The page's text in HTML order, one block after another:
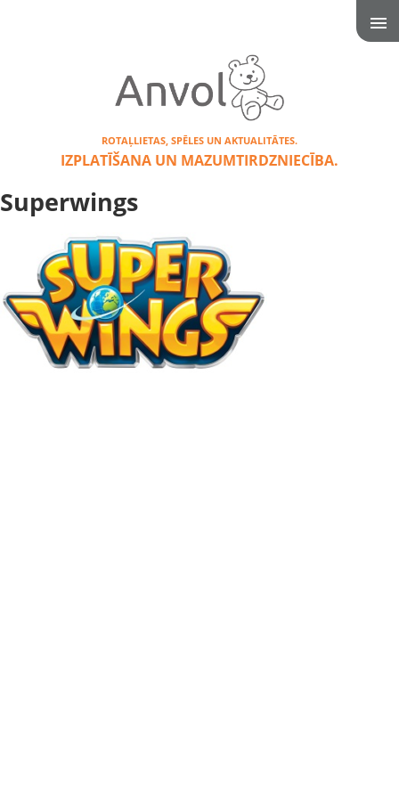
ROTAĻLIETAS, SPĒLES UN AKTUALITĀTES.
IZPLATĪŠANA UN MAZUMTIRDZNIECĪBA.
Superwings